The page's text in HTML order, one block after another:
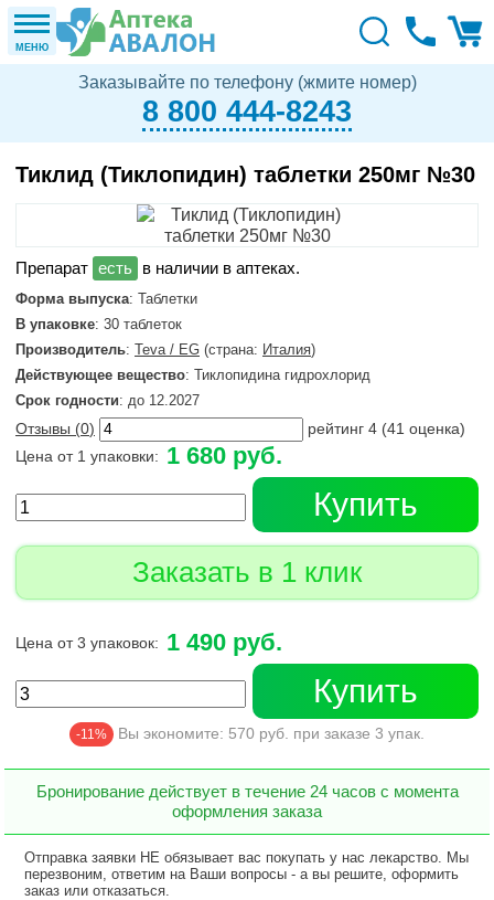
МЕНЮ
Заказывайте по телефону (жмите номер)
8 800 444-8243
Тиклид (Тиклопидин) таблетки 250мг №30
в наличии в аптеках.
Форма выпуска: Таблетки
В упаковке: 30 таблеток
Производитель: Teva / EG (страна: Италия)
Действующее вещество: Тиклопидина гидрохлорид
Срок годности: до 12.2027
Отзывы (0) рейтинг 4 (41 оценка)
Цена от 1 упаковки: 1 680 руб.
Купить
Заказать в 1 клик
Цена от 3 упаковок: 1 490 руб.
Купить
-11% Вы экономите: 570 руб. при заказе 3 упак.
Бронирование действует в течение 24 часов с момента
оформления заказа
Отправка заявки НЕ обязывает вас покупать у нас лекарство. Мы
перезвоним, ответим на Ваши вопросы - а вы решите, оформить
заказ или отказаться.